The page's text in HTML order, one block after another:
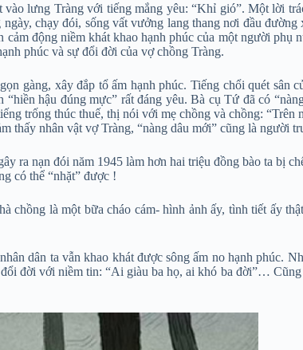
lưng Tràng với tiếng mắng yêu: “Khỉ gió”. Một lời
chạy đói, sống vất vưởng lang thang nơi đầu
động niềm khát khao hạnh phúc của một người phụ
phúc và sự đổi đời của vợ chồng Tràng.
gàng, xây đắp tổ ấm hạnh phúc. Tiếng chổi quét sân
hậu đúng mực” rất đáng yêu. Bà cụ Tứ đã có
trống thúc thuế, thị nói với mẹ chồng và chồng:
thấy nhân vật vợ Tràng, “nàng dâu mới” cũng là người
ra nạn đói năm 1945 làm hơn hai triệu đồng bào ta bị
có thể “nhặt” được !
là một bữa cháo cám- hình ảnh ấy, tình tiết ấy
dân ta vẫn khao khát được sông ấm no hạnh phúc.
đời với niềm tin: “Ai giàu ba họ, ai khó ba đời”…